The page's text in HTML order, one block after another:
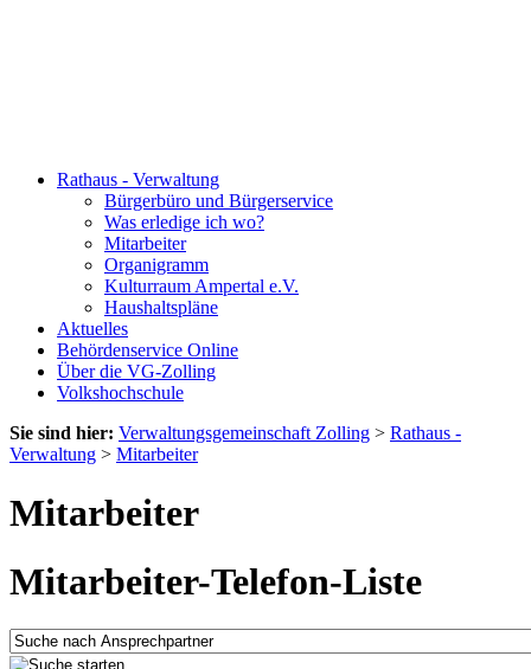
Rathaus - Verwaltung
Bürgerbüro und Bürgerservice
Was erledige ich wo?
Mitarbeiter
Organigramm
Kulturraum Ampertal e.V.
Haushaltspläne
Aktuelles
Behördenservice Online
Über die VG-Zolling
Volkshochschule
Sie sind hier: Verwaltungsgemeinschaft Zolling > Rathaus -
Verwaltung > Mitarbeiter
Mitarbeiter
Mitarbeiter-Telefon-Liste